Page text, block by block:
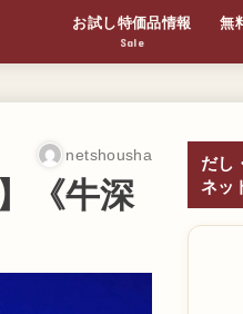
お試し特価品情報
Sale
無
netshousha
《牛深
だし
ネッ